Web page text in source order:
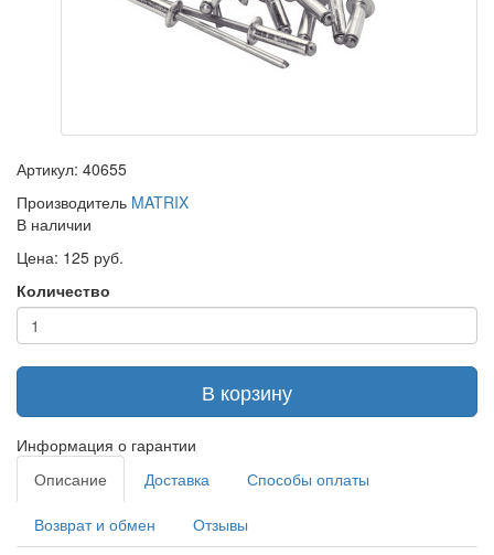
Артикул: 40655
Производитель MATRIX
В наличии
Цена: 125 руб.
Количество
В корзину
Информация о гарантии
Описание
Доставка Способы оплаты
Возврат и обмен Отзывы